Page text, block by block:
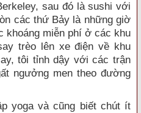
sau đó là sushi với
các thứ Bảy là những giờ
miễn phí ở các khu
trèo lên xe điện về khu
tôi tỉnh dậy với các trận
ngưởng men theo đường
yoga và cũng biết chút ít